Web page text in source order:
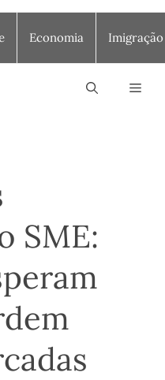
Economia Imigração
SME: